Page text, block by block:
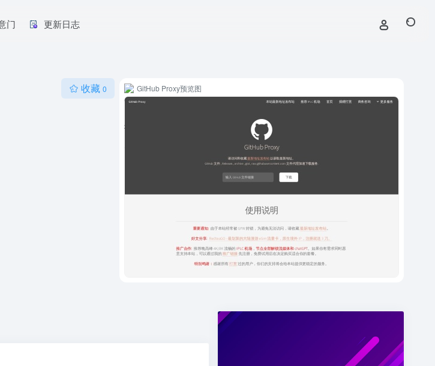
门 更新日志
收藏 0 GitHub Proxy预览图